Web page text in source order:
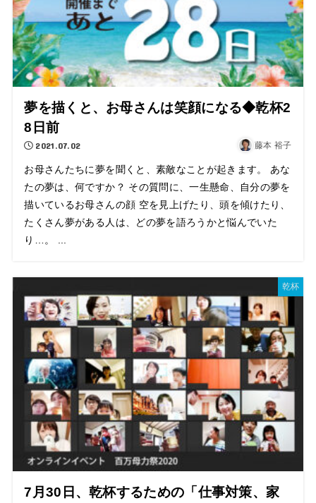
夢を描くと、お母さんは笑顔になる◆乾杯2
8日前
2021.07.02 藤本 裕子
お母さんたちに夢を聞くと、素敵なことが起きます。 あな
たの夢は、何ですか？ その質問に、一生懸命、自分の夢を
描いているお母さんの顔 空を見上げたり、頭を傾けたり、
たくさん夢がある人は、どの夢を語ろうかと悩んでいた
り…。 ...
乾杯
7月30日、乾杯するための「仕事対策、家